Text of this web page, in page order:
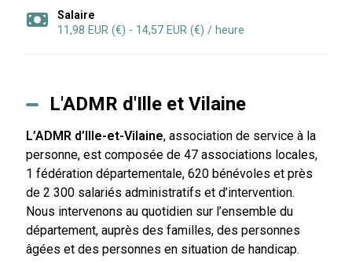
Salaire
11,98 EUR (€) - 14,57 EUR (€) / heure
L'ADMR d'Ille et Vilaine
L’ADMR d’Ille-et-Vilaine, association de service à la
personne, est composée de 47 associations locales,
1 fédération départementale, 620 bénévoles et près
de 2 300 salariés administratifs et d’intervention.
Nous intervenons au quotidien sur l’ensemble du
département, auprès des familles, des personnes
âgées et des personnes en situation de handicap.